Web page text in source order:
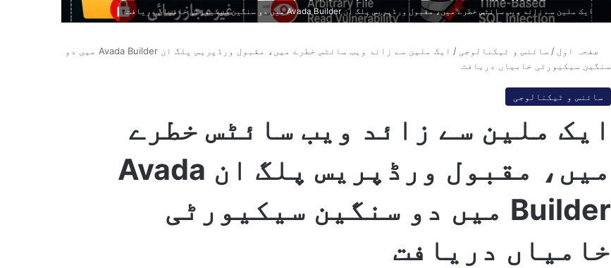
ایک ملین سے زائد ویب سائٹس خطرے میں، مقبول ورڈپریس پلگ ان Avada Builder میں دو سنگین سیکیورٹی خامیاں دریافت
صفحہ اول / سائنس و ٹیکنالوجی /
ایک ملین سے زائد ویب سائٹس خطرے میں، مقبول ورڈپریس پلگ ان Avada Builder میں دو
سنگین سیکیورٹی خامیاں دریافت
سائنس و ٹیکنالوجی
ایک ملین سے زائد ویب سائٹس خطرے
میں، مقبول ورڈپریس پلگ ان Avada
Builder میں دو سنگین سیکیورٹی
خامیاں دریافت